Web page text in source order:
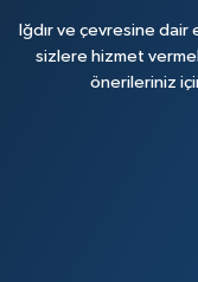
Iğdır ve çevresine
sizlere hizmet
önerileriniz